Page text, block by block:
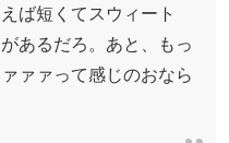
ば短くてスウィート
あるだろ。あと、もっ
ァァって感じのおなら